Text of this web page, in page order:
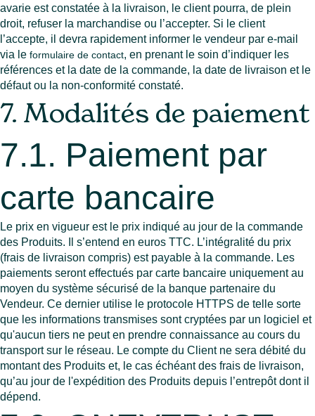
avarie est constatée à la livraison, le client pourra, de plein
droit, refuser la marchandise ou l’accepter. Si le client
l’accepte, il devra rapidement informer le vendeur par e-mail
via le formulaire de contact, en prenant le soin d’indiquer les
références et la date de la commande, la date de livraison et le
défaut ou la non-conformité constaté.
7. Modalités de paiement
7.1. Paiement par
carte bancaire
Le prix en vigueur est le prix indiqué au jour de la commande
des Produits. Il s’entend en euros TTC. L’intégralité du prix
(frais de livraison compris) est payable à la commande. Les
paiements seront effectués par carte bancaire uniquement au
moyen du système sécurisé de la banque partenaire du
Vendeur. Ce dernier utilise le protocole HTTPS de telle sorte
que les informations transmises sont cryptées par un logiciel et
qu'aucun tiers ne peut en prendre connaissance au cours du
transport sur le réseau. Le compte du Client ne sera débité du
montant des Produits et, le cas échéant des frais de livraison,
qu’au jour de l'expédition des Produits depuis l’entrepôt dont il
dépend.